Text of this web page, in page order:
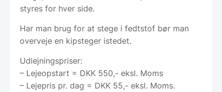
styres for hver side.
Har man brug for at stege i fedtstof bør man
overveje en kipsteger istedet.
Udlejningspriser:
– Lejeopstart = DKK 550,- eksl. Moms
– Lejepris pr. dag = DKK 55,- eksl. Moms.